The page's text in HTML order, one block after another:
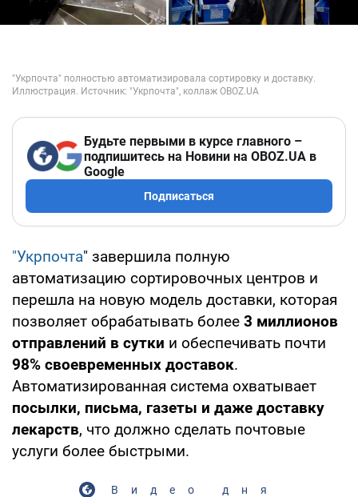
Будьте первыми в курсе главного –
подпишитесь на Новини на OBOZ.UA в
Google
Подписаться
"Укрпочта" завершила полную
автоматизацию сортировочных центров и
перешла на новую модель доставки, которая
позволяет обрабатывать более 3 миллионов
отправлений в сутки и обеспечивать почти
98% своевременных доставок.
Автоматизированная система охватывает
посылки, письма, газеты и даже доставку
лекарств, что должно сделать почтовые
услуги более быстрыми.
Видео дня